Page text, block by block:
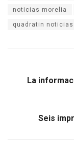
noticias morelia
quadratin noticias
La
Seis